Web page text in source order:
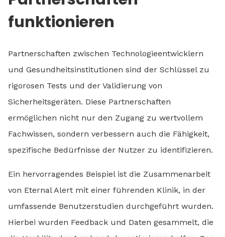
funktionieren
Partnerschaften zwischen Technologieentwicklern
und Gesundheitsinstitutionen sind der Schlüssel zu
rigorosen Tests und der Validierung von
Sicherheitsgeräten. Diese Partnerschaften
ermöglichen nicht nur den Zugang zu wertvollem
Fachwissen, sondern verbessern auch die Fähigkeit,
spezifische Bedürfnisse der Nutzer zu identifizieren.
Ein hervorragendes Beispiel ist die Zusammenarbeit
von Eternal Alert mit einer führenden Klinik, in der
umfassende Benutzerstudien durchgeführt wurden.
Hierbei wurden Feedback und Daten gesammelt, die